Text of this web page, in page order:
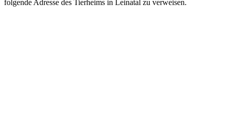
folgende Adresse des Tierheims in Leinatal zu verweisen.